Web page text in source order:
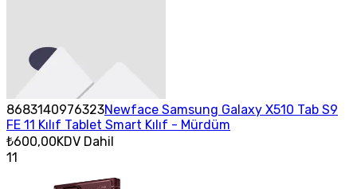
8683140976323Newface Samsung Galaxy X510 Tab S9
FE 11 Kılıf Tablet Smart Kılıf - Mürdüm
₺600,00KDV Dahil
11